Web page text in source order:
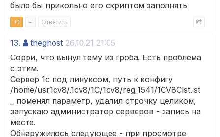
было бы прикольно его скриптом заполнять
+1 – Ответить
13. theghost 26.10.21 21:05
Сорри, что вынул тему из гроба. Есть проблема
с этим.
Сервер 1с под линуксом, путь к конфигу
/home/usr1cv8/.1cv8/1C/1cv8/reg_1541/1CV8Clst.lst
_ поменял параметр, удалил строчку целиком,
запускаю администратор серверов - запись на
месте.
Обнаружилось следующее - при просмотре